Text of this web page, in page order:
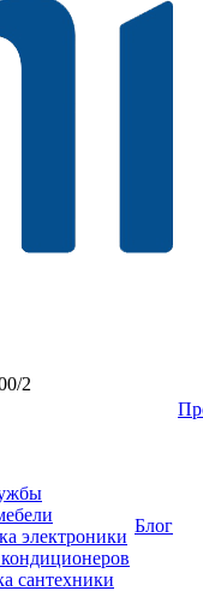
2
электроники
сантехники
Блог